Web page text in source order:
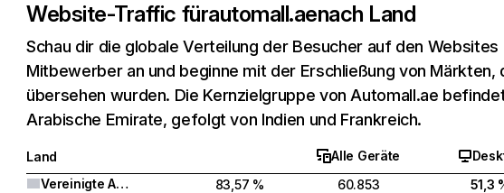
Website-Traffic fürautomall.aenach Land
Schau dir die globale Verteilung der Besucher auf den Websites
Mitbewerber an und beginne mit der Erschließung von Märkten,
übersehen wurden. Die Kernzielgruppe von Automall.ae
Arabische Emirate, gefolgt von Indien und Frankreich.
Land Alle Geräte
Vereinigte Arabische Emirate
83,57 % 60.853
51,3